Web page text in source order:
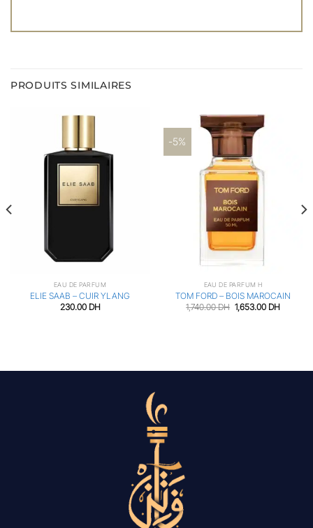
PRODUITS SIMILAIRES
EAU DE PARFUM
ELIE SAAB – CUIR YLANG
230.00 DH
-5%
EAU DE PARFUM H
TOM FORD – BOIS MAROCAIN
1,740.00DH Le
prix
1,653.00 DHLe